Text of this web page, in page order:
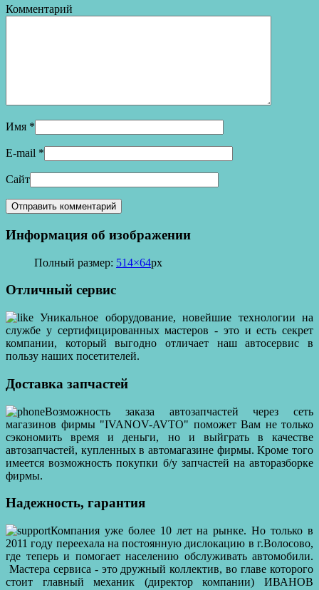
Комментарий
Имя *
E-mail *
Сайт
Информация об изображении
Полный размер: 514×64px
Отличный сервис
Уникальное оборудование, новейшие технологии на
службе у сертифицированных мастеров - это и есть секрет
компании, который выгодно отличает наш автосервис в
пользу наших посетителей.
Доставка запчастей
Возможность заказа автозапчастей через сеть
магазинов фирмы "IVANOV-AVTO" поможет Вам не только
сэкономить время и деньги, но и выйграть в качестве
автозапчастей, купленных в автомагазине фирмы. Кроме того
имеется возможность покупки б/у запчастей на авторазборке
фирмы.
Надежность, гарантия
Компания уже более 10 лет на рынке. Но только в
2011 году переехала на постоянную дислокацию в г.Волосово,
где теперь и помогает населению обслуживать автомобили.
Мастера сервиса - это дружный коллектив, во главе которого
стоит главный механик (директор компании) ИВАНОВ